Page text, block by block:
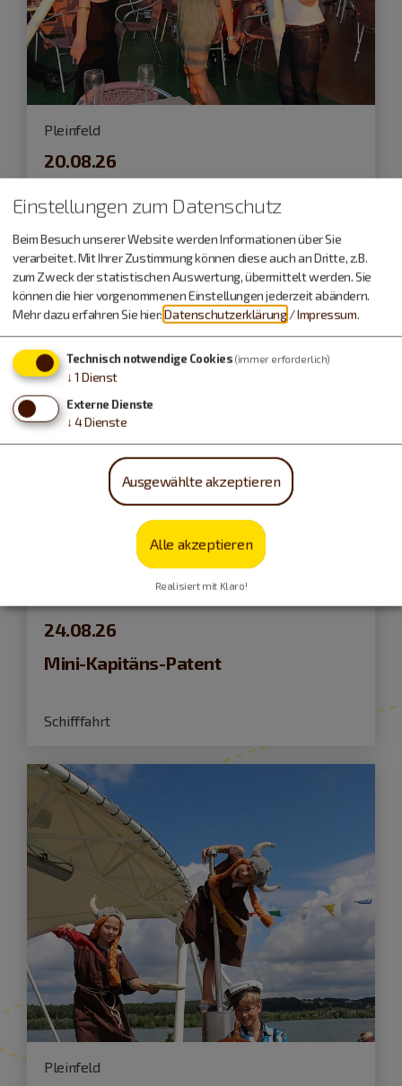
Pleinfeld
20.08.26
After Work Sunset Party
Schifffahrt
24.08.26
Mini-Kapitäns-Patent
Schifffahrt
Pleinfeld
Einstellungen zum Datenschutz
Beim Besuch unserer Website werden Informationen über Sie
verarbeitet. Mit Ihrer Zustimmung können diese auch an Dritte, z.B.
zum Zweck der statistischen Auswertung, übermittelt werden. Sie
können die hier vorgenommenen Einstellungen jederzeit abändern.
Mehr dazu erfahren Sie hier:Datenschutzerklärung /Impressum.
Technisch notwendige Cookies (immer erforderlich)
↓ 1 Dienst
Externe Dienste
↓ 4Dienste
Ausgewählte akzeptieren
Alle akzeptieren
Realisiert mit Klaro!